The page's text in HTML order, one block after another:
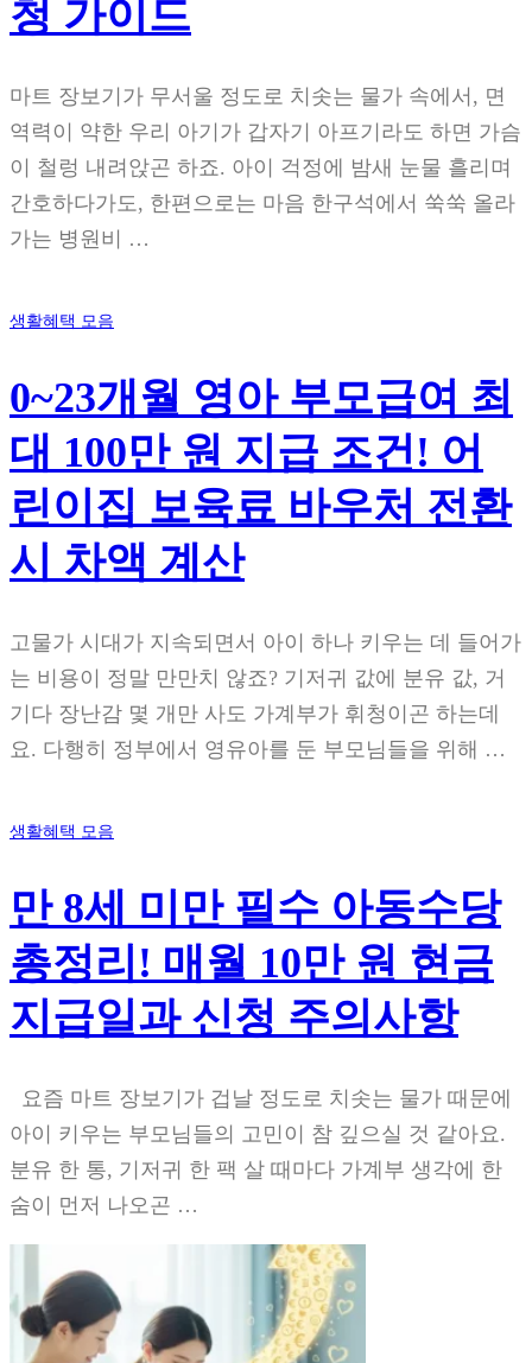
청 가이드
마트 장보기가 무서울 정도로 치솟는 물가 속에서, 면
역력이 약한 우리 아기가 갑자기 아프기라도 하면 가슴
이 철렁 내려앉곤 하죠. 아이 걱정에 밤새 눈물 흘리며
간호하다가도, 한편으로는 마음 한구석에서 쑥쑥 올라
가는 병원비 …
생활혜택 모음
0~23개월 영아 부모급여 최
대 100만 원 지급 조건! 어
린이집 보육료 바우처 전환
시 차액 계산
고물가 시대가 지속되면서 아이 하나 키우는 데 들어가
는 비용이 정말 만만치 않죠? 기저귀 값에 분유 값, 거
기다 장난감 몇 개만 사도 가계부가 휘청이곤 하는데
요. 다행히 정부에서 영유아를 둔 부모님들을 위해 …
생활혜택 모음
만 8세 미만 필수 아동수당
총정리! 매월 10만 원 현금
지급일과 신청 주의사항
요즘 마트 장보기가 겁날 정도로 치솟는 물가 때문에
아이 키우는 부모님들의 고민이 참 깊으실 것 같아요.
분유 한 통, 기저귀 한 팩 살 때마다 가계부 생각에 한
숨이 먼저 나오곤 …